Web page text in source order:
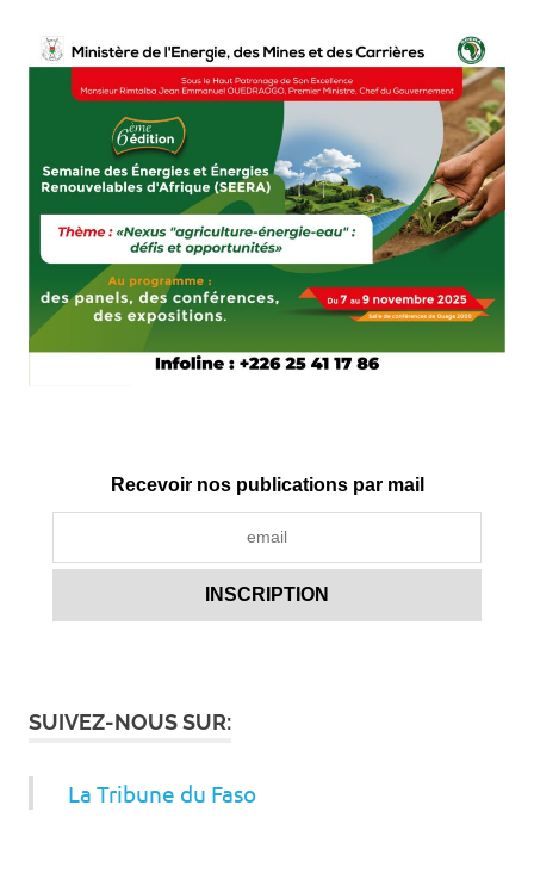
Recevoir nos publications par mail
SUIVEZ-NOUS SUR:
La Tribune du Faso